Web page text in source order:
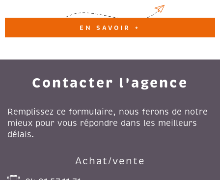
EN SAVOIR +
Contacter l'agence
Remplissez ce formulaire, nous ferons de notre
mieux pour vous répondre dans les meilleurs
délais.
Achat/vente